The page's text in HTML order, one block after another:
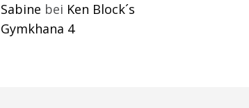
Sabine bei Ken Block´s
Gymkhana 4